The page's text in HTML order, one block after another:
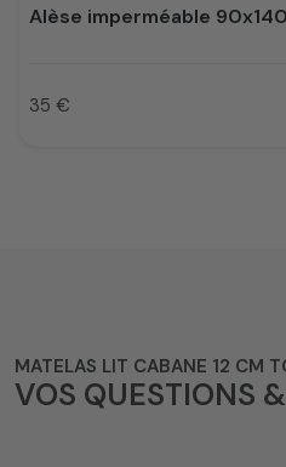
Alèse imperméable 90x140
Prix
35 €
MATELAS LIT CABANE 12 CM
VOS QUESTIONS